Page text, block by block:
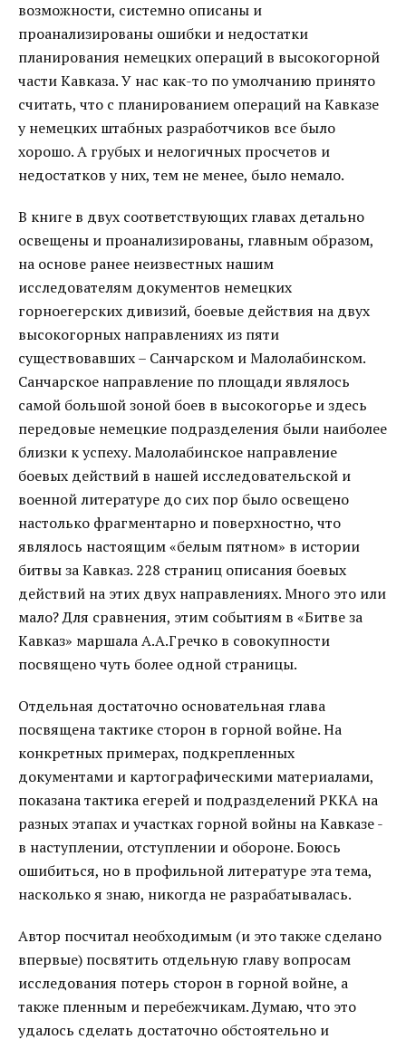
возможности, системно описаны и
проанализированы ошибки и недостатки
планирования немецких операций в высокогорной
части Кавказа. У нас как-то по умолчанию принято
считать, что с планированием операций на Кавказе
у немецких штабных разработчиков все было
хорошо. А грубых и нелогичных просчетов и
недостатков у них, тем не менее, было немало.
В книге в двух соответствующих главах детально
освещены и проанализированы, главным образом,
на основе ранее неизвестных нашим
исследователям документов немецких
горноегерских дивизий, боевые действия на двух
высокогорных направлениях из пяти
существовавших – Санчарском и Малолабинском.
Санчарское направление по площади являлось
самой большой зоной боев в высокогорье и здесь
передовые немецкие подразделения были наиболее
близки к успеху. Малолабинское направление
боевых действий в нашей исследовательской и
военной литературе до сих пор было освещено
настолько фрагментарно и поверхностно, что
являлось настоящим «белым пятном» в истории
битвы за Кавказ. 228 страниц описания боевых
действий на этих двух направлениях. Много это или
мало? Для сравнения, этим событиям в «Битве за
Кавказ» маршала А.А.Гречко в совокупности
посвящено чуть более одной страницы.
Отдельная достаточно основательная глава
посвящена тактике сторон в горной войне. На
конкретных примерах, подкрепленных
документами и картографическими материалами,
показана тактика егерей и подразделений РККА на
разных этапах и участках горной войны на Кавказе -
в наступлении, отступлении и обороне. Боюсь
ошибиться, но в профильной литературе эта тема,
насколько я знаю, никогда не разрабатывалась.
Автор посчитал необходимым (и это также сделано
впервые) посвятить отдельную главу вопросам
исследования потерь сторон в горной войне, а
также пленным и перебежчикам. Думаю, что это
удалось сделать достаточно обстоятельно и